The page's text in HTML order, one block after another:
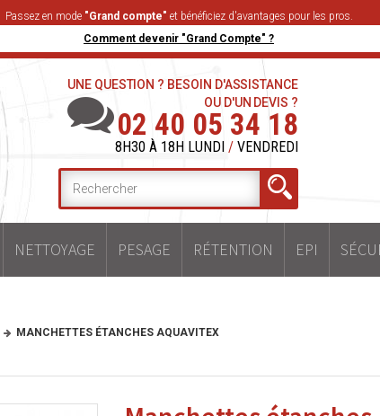
Passez en mode "Grand compte" et bénéficiez d'avantages pour les pros.
Comment devenir "Grand Compte" ?
UNE QUESTION ? BESOIN D'ASSISTANCE
OU D'UN DEVIS ?
02 40 05 34 18
8H30 À 18H LUNDI / VENDREDI
NETTOYAGE PESAGE RÉTENTION EPI
MANCHETTES ÉTANCHES AQUAVITEX